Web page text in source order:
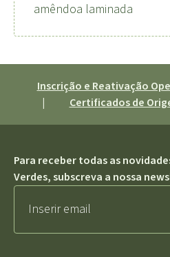
amêndoa laminada
Inscrição e Reativação
|
Certificados de
Para receber todas as
Verdes, subscreva a nossa